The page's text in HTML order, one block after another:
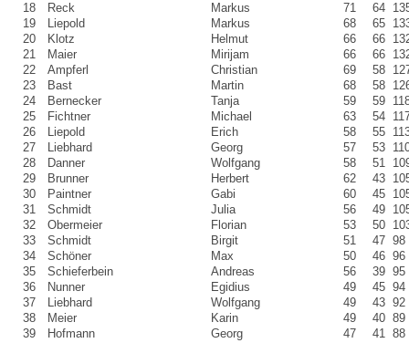
18
Reck Markus 71 64
19
Liepold Markus 68 65
20
Klotz Helmut 66 66
21
Maier Mirijam 66 66
22
Ampferl Christian 69 58
23
Bast Martin 68 58
24
Bernecker Tanja 59 59
25
Fichtner Michael 63 54
26
Liepold Erich 58 55
27
Liebhard Georg 57 53
28
Danner Wolfgang 58 51
29
Brunner Herbert 62 43
30
Paintner Gabi 60 45
31
Schmidt Julia 56 49
32
Obermeier Florian 53 50
33
Schmidt Birgit 51 47 98
34
Schöner Max 50 46 96
35
Schieferbein Andreas 56 39 95
36
Nunner Egidius 49 45 94
37
Liebhard Wolfgang 49 43 92
38
Meier Karin 49 40 89
39
Hofmann Georg 47 41
88